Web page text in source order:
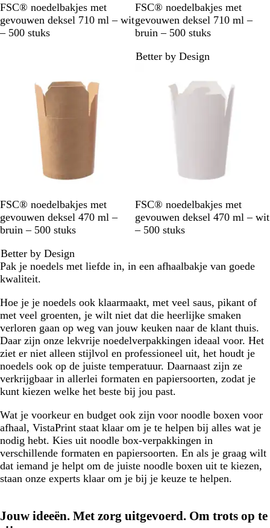
W
i
t
FSC® noedelbakjes met
gevouwen deksel 710 ml – wit
– 500 stuks
B
r
u
n
FSC® noedelbakjes met
gevouwen deksel 710 ml –
bruin – 500 stuks
Better by Design
B
r
u
n
FSC® noedelbakjes met
gevouwen deksel 470 ml –
bruin – 500 stuks
Better by Design
W
i
t
FSC® noedelbakjes met
gevouwen deksel 470 ml – wit
– 500 stuks
Pak je noedels met liefde in, in een afhaalbakje van goede
kwaliteit.
Hoe je je noedels ook klaarmaakt, met veel saus, pikant of
met veel groenten, je wilt niet dat die heerlijke smaken
verloren gaan op weg van jouw keuken naar de klant thuis.
Daar zijn onze lekvrije noedelverpakkingen ideaal voor. Het
ziet er niet alleen stijlvol en professioneel uit, het houdt je
noedels ook op de juiste temperatuur. Daarnaast zijn ze
verkrijgbaar in allerlei formaten en papiersoorten, zodat je
kunt kiezen welke het beste bij jou past.
Wat je voorkeur en budget ook zijn voor noodle boxen voor
afhaal, VistaPrint staat klaar om je te helpen bij alles wat je
nodig hebt. Kies uit noodle box-verpakkingen in
verschillende formaten en papiersoorten. En als je graag wilt
dat iemand je helpt om de juiste noodle boxen uit te kiezen,
staan onze experts klaar om je bij je keuze te helpen.
Jouw ideeën. Met zorg uitgevoerd. Om trots op te